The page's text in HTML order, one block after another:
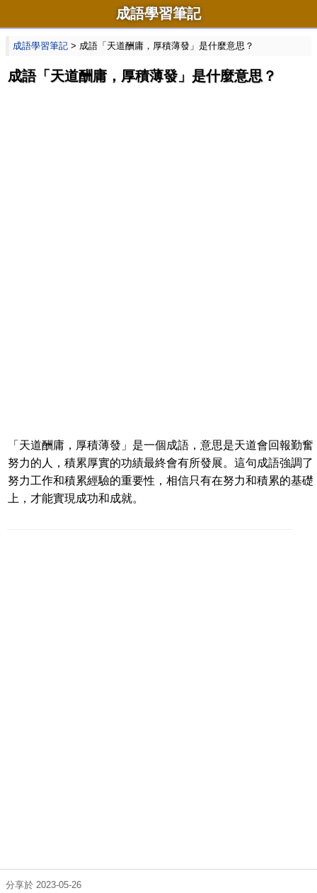
成語學習筆記
成語學習筆記 > 成語「天道酬庸，厚積薄發」是什麼意思？
成語「天道酬庸，厚積薄發」是什麼意思？
「天道酬庸，厚積薄發」是一個成語，意思是天道會回報勤奮
努力的人，積累厚實的功績最終會有所發展。這句成語強調了
努力工作和積累經驗的重要性，相信只有在努力和積累的基礎
上，才能實現成功和成就。
分享於 2023-05-26